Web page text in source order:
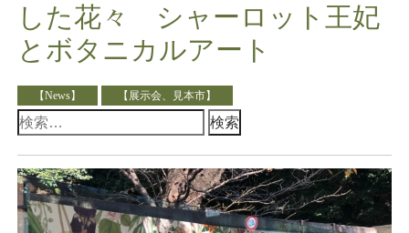
した花々 シャーロット王妃
とボタニカルアート
【News】 【展示会、見本市】
検